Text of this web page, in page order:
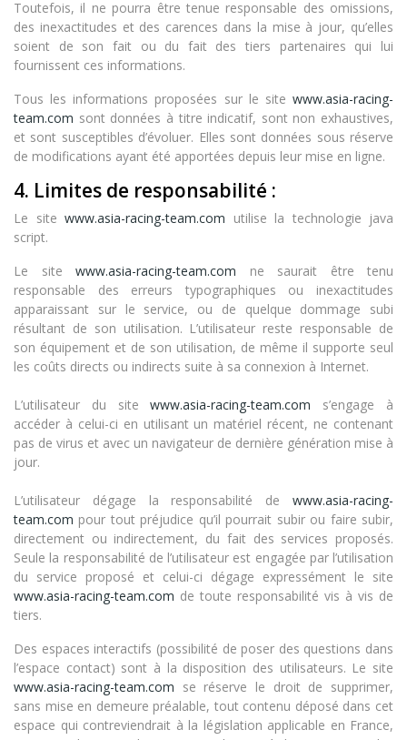
Toutefois, il ne pourra être tenue responsable des omissions,
des inexactitudes et des carences dans la mise à jour, qu’elles
soient de son fait ou du fait des tiers partenaires qui lui
fournissent ces informations.
Tous les informations proposées sur le site www.asia-racing-
team.com sont données à titre indicatif, sont non exhaustives,
et sont susceptibles d’évoluer. Elles sont données sous réserve
de modifications ayant été apportées depuis leur mise en ligne.
4. Limites de responsabilité :
Le site www.asia-racing-team.com utilise la technologie java
script.
Le site www.asia-racing-team.com ne saurait être tenu
responsable des erreurs typographiques ou inexactitudes
apparaissant sur le service, ou de quelque dommage subi
résultant de son utilisation. L’utilisateur reste responsable de
son équipement et de son utilisation, de même il supporte seul
les coûts directs ou indirects suite à sa connexion à Internet.
L’utilisateur du sitewww.asia-racing-team.com s’engage à
accéder à celui-ci en utilisant un matériel récent, ne contenant
pas de virus et avec un navigateur de dernière génération mise à
jour.
L’utilisateur dégage la responsabilité de www.asia-racing-
team.com pour tout préjudice qu’il pourrait subir ou faire subir,
directement ou indirectement, du fait des services proposés.
Seule la responsabilité de l’utilisateur est engagée par l’utilisation
du service proposé et celui-ci dégage expressément le site
www.asia-racing-team.com de toute responsabilité vis à vis de
tiers.
Des espaces interactifs (possibilité de poser des questions dans
l’espace contact) sont à la disposition des utilisateurs. Le site
www.asia-racing-team.com se réserve le droit de supprimer,
sans mise en demeure préalable, tout contenu déposé dans cet
espace qui contreviendrait à la législation applicable en France,